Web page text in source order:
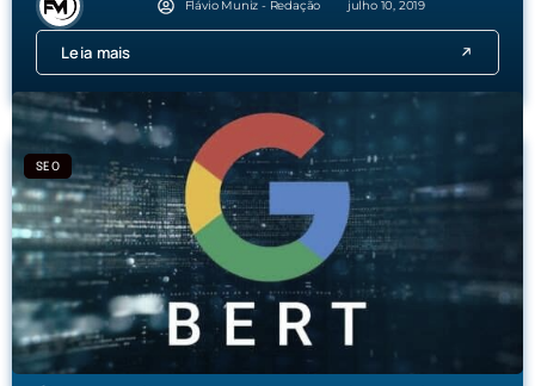
Flávio Muniz - Redação julho 10, 2019
Leia mais
SEO